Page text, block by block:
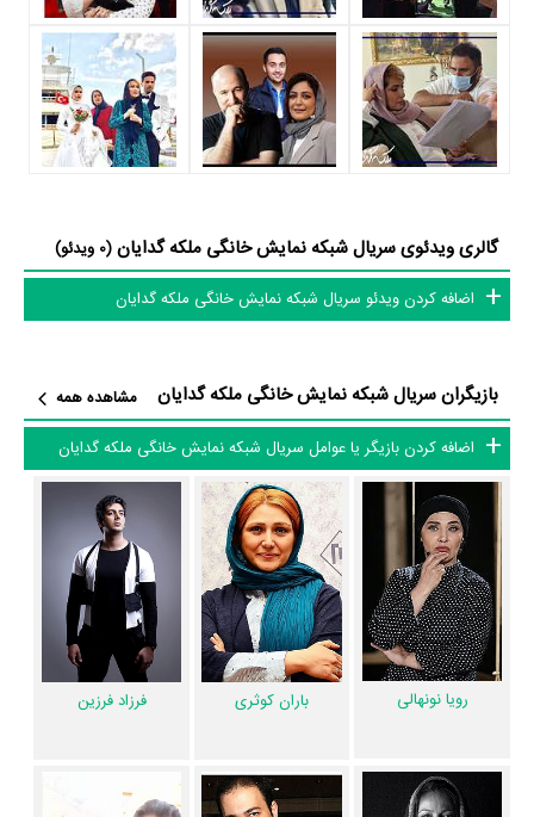
شمس اشاره کرد.
متوسط سن بازیگران ملکه گدایان براساس میزان سنی که از آنها در
دایرةالمعارف آنلاین سینما و تلویزیون یعنیمنظوم
ثبت شده، 44 سال است که
نشان می‌دهد بازیگران ملکه گدایان عمدتا از میانسالان هستند.
از محتوا و داستان سریال ملکه گدایان چقدر اطلاع دارید؟ فیلم‌نامه ملکه گدایان
توسطحامد افضلیوامین محمودینوشته شده است.
در خلاصه داستانی که یا از سوی تیم رسانه‌ای اثر و یا توسط دیگر رسانه‌ها درباره
من باشه ... هیچکس از سرنوشت خبر نداره.... حتی شما...»
سریال ملکه گدایان و کارنامه فعالیت کارگردان و بازیگران
از نظر تاریخچه فعالیت کارگردان و بازیگران سریال ملکه گدایان نیز آمارها و
نکات جذابی را می‌توان بیان کرد. براساس آمارها سریال ملکه گدایان به طور
متوسط فعالیت 22ام بازیگران این اثر است. براساس امتیاز مردم سریال ملکه
گدایان یکی از 4 اثر شاخص
سامان بلوریاندر حرفه بازیگری محسوب می‌شود.
سریال ملکه گدایان براساس امتیاز مردم به آثار یکی از 4 اثر شاخص
حامد
افضلیدر حرفه نویسندگی محسوب می‌شود.
گالری ویدئوی سریال شبکه نمایش خانگی ملکه گدایان(0 ویدئو)
اضافه کردن ویدئو سریال شبکه نمایش خانگی ملکه گدایان
بازیگران سریال شبکه نمایش خانگی ملکه گدایان
مشاهده همه
اضافه کردن بازیگر یا عوامل سریال شبکه نمایش خانگی ملکه گدایان
رویا نونهالی باران کوثری فرزاد فرزین